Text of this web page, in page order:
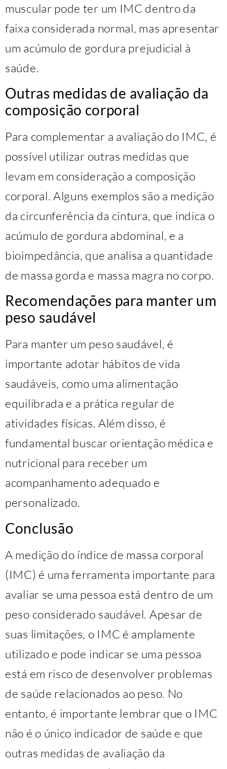
muscular pode ter um IMC dentro da
faixa considerada normal, mas apresentar
um acúmulo de gordura prejudicial à
saúde.
Outras medidas de avaliação da
composição corporal
Para complementar a avaliação do IMC, é
possível utilizar outras medidas que
levam em consideração a composição
corporal. Alguns exemplos são a medição
da circunferência da cintura, que indica o
acúmulo de gordura abdominal, e a
bioimpedância, que analisa a quantidade
de massa gorda e massa magra no corpo.
Recomendações para manter um
peso saudável
Para manter um peso saudável, é
importante adotar hábitos de vida
saudáveis, como uma alimentação
equilibrada e a prática regular de
atividades físicas. Além disso, é
fundamental buscar orientação médica e
nutricional para receber um
acompanhamento adequado e
personalizado.
Conclusão
A medição do índice de massa corporal
(IMC) é uma ferramenta importante para
avaliar se uma pessoa está dentro de um
peso considerado saudável. Apesar de
suas limitações, o IMC é amplamente
utilizado e pode indicar se uma pessoa
está em risco de desenvolver problemas
de saúde relacionados ao peso. No
entanto, é importante lembrar que o IMC
não é o único indicador de saúde e que
outras medidas de avaliação da